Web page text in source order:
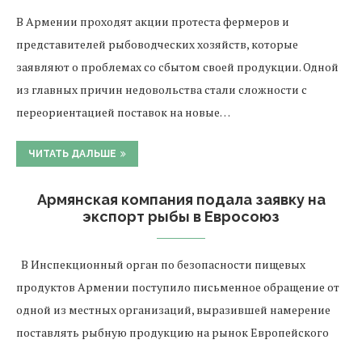
В Армении проходят акции протеста фермеров и
представителей рыбоводческих хозяйств, которые
заявляют о проблемах со сбытом своей продукции. Одной
из главных причин недовольства стали сложности с
переориентацией поставок на новые…
ЧИТАТЬ ДАЛЬШЕ
Армянская компания подала заявку на
экспорт рыбы в Евросоюз
В Инспекционный орган по безопасности пищевых
продуктов Армении поступило письменное обращение от
одной из местных организаций, выразившей намерение
поставлять рыбную продукцию на рынок Европейского